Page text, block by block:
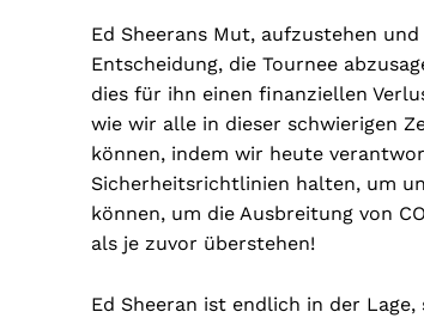
Ed Sheerans Mut, aufzustehen
Entscheidung, die Tournee
dies für ihn einen finanziellen
wie wir alle in dieser schwierigen
können, indem wir heute
Sicherheitsrichtlinien halten, um
können, um die Ausbreitung von
als je zuvor überstehen!
Ed Sheeran ist endlich in der